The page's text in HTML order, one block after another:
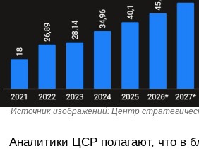
Источник изображений: Центр
Аналитики ЦСР полагают, что в